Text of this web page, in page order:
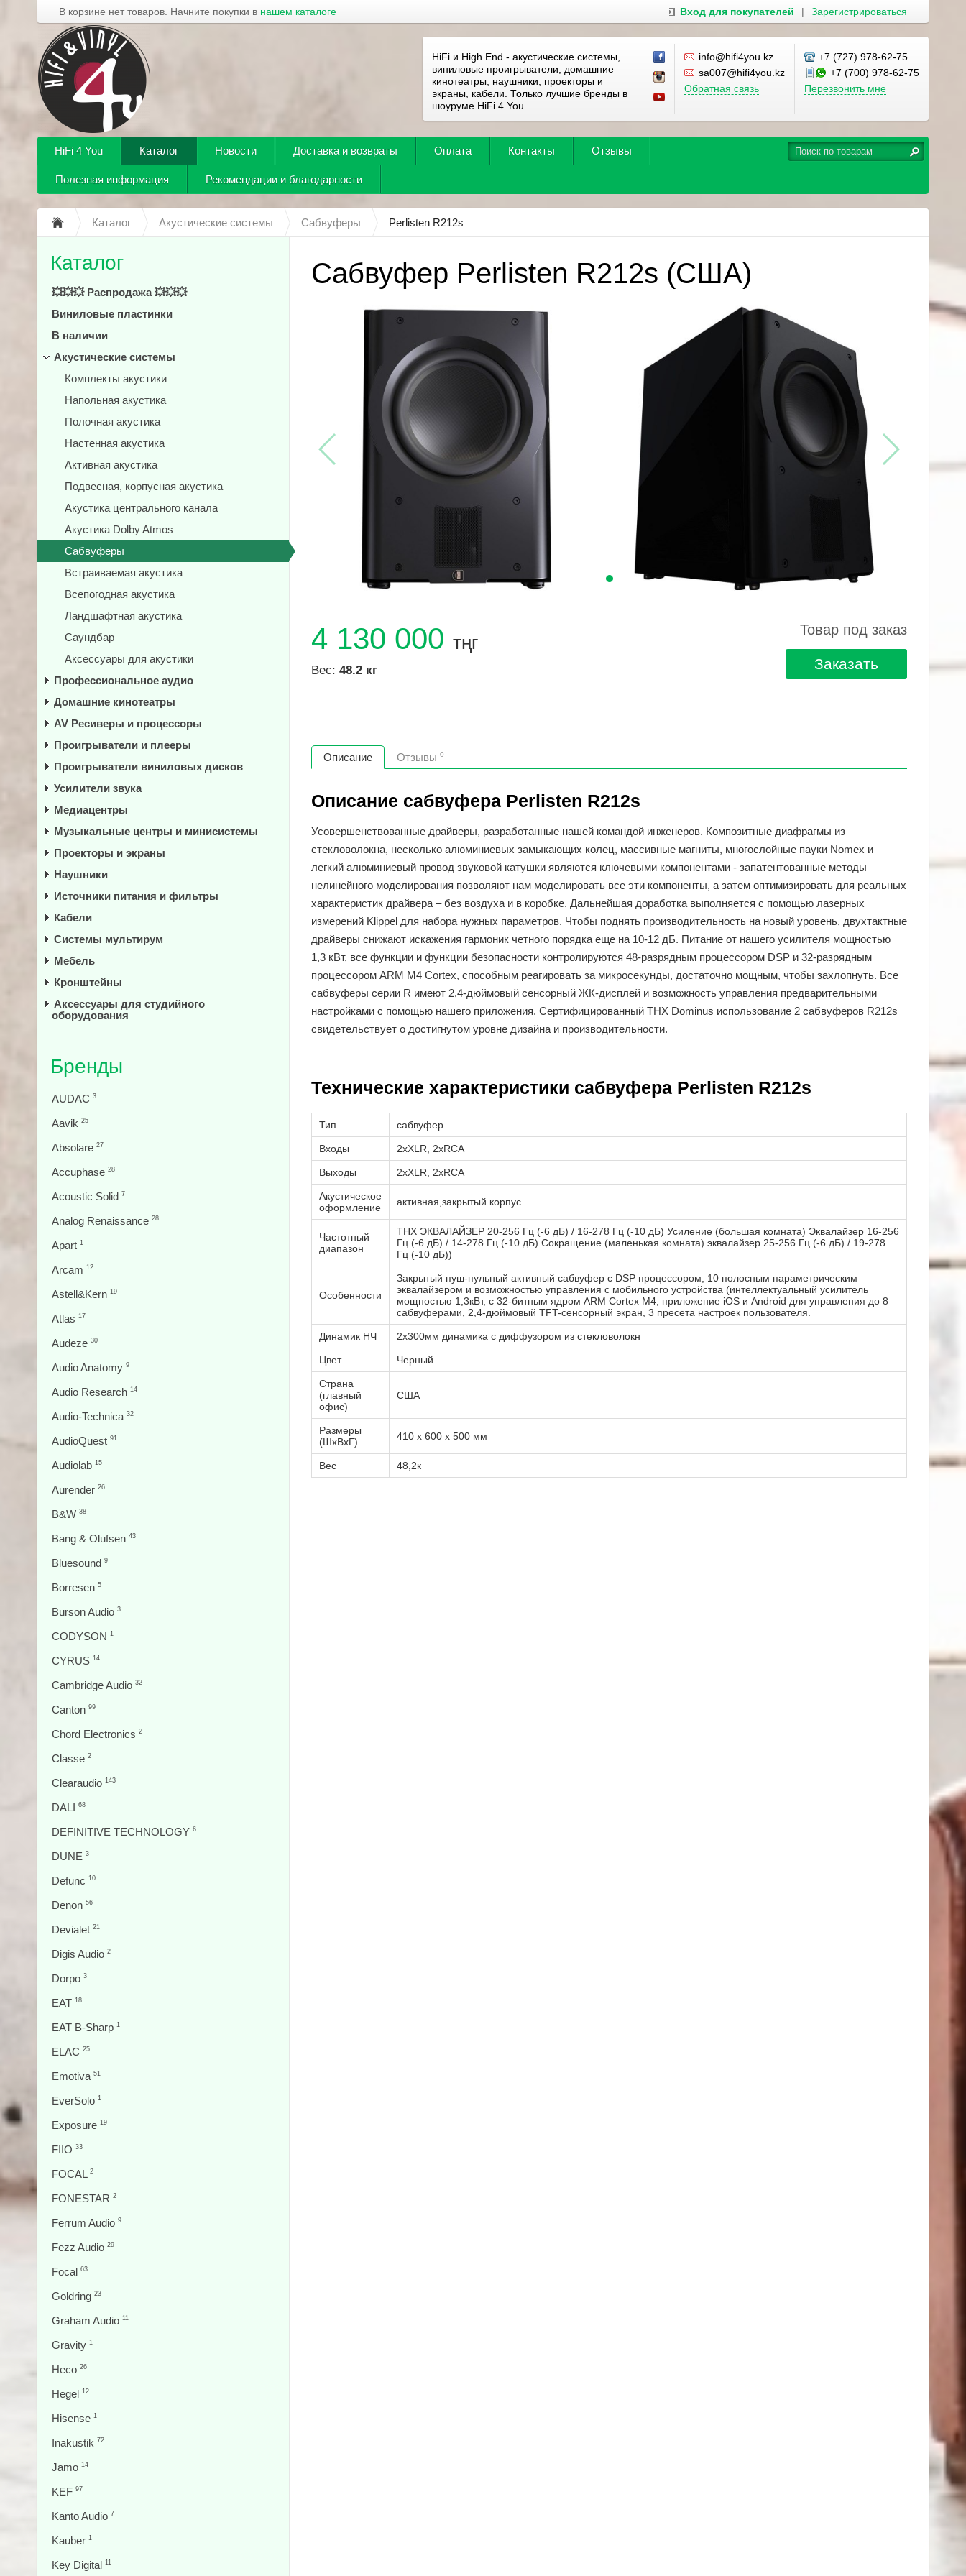
В корзине нет товаров. Начните покупки в нашем каталоге Вход для покупателей | Зарегистрироваться
HiFi и High End - акустические системы,
виниловые проигрыватели, домашние
кинотеатры, наушники, проекторы и
экраны, кабели. Только лучшие бренды в
шоуруме HiFi 4 You.
info@hifi4you.kz
sa007@hifi4you.kz
Обратная связь
+7 (727) 978-62-75
+7 (700) 978-62-75
Перезвонить мне
HiFi 4 You Каталог Новости Доставка и возвраты Оплата Контакты Отзывы
Полезная информация Рекомендации и благодарности
Каталог Акустические системы Сабвуферы Perlisten R212s
Сабвуфер Perlisten R212s (США)
4 130 000 тңг
Вес: 48.2 кг
Товар под заказ
Заказать
Описание Отзывы 0
Описание сабвуфера Perlisten R212s
Усовершенствованные драйверы, разработанные нашей командой инженеров. Композитные диафрагмы из
стекловолокна, несколько алюминиевых замыкающих колец, массивные магниты, многослойные пауки Nomex и
легкий алюминиевый провод звуковой катушки являются ключевыми компонентами - запатентованные методы
нелинейного моделирования позволяют нам моделировать все эти компоненты, а затем оптимизировать для реальных
характеристик драйвера – без воздуха и в коробке. Дальнейшая доработка выполняется с помощью лазерных
измерений Klippel для набора нужных параметров. Чтобы поднять производительность на новый уровень, двухтактные
драйверы снижают искажения гармоник четного порядка еще на 10-12 дБ. Питание от нашего усилителя мощностью
1,3 кВт, все функции и функции безопасности контролируются 48-разрядным процессором DSP и 32-разрядным
процессором ARM M4 Cortex, способным реагировать за микросекунды, достаточно мощным, чтобы захлопнуть. Все
сабвуферы серии R имеют 2,4-дюймовый сенсорный ЖК-дисплей и возможность управления предварительными
настройками с помощью нашего приложения. Сертифицированный THX Dominus использование 2 сабвуферов R212s
свидетельствует о достигнутом уровне дизайна и производительности.
Технические характеристики сабвуфера Perlisten R212s
Тип сабвуфер
Входы 2xXLR, 2xRCA
Выходы 2xXLR, 2xRCA
Акустическое
оформление
активная,закрытый корпус
Частотный
диапазон
THX ЭКВАЛАЙЗЕР 20-256 Гц (-6 дБ) / 16-278 Гц (-10 дБ) Усиление (большая комната) Эквалайзер 16-256
Гц (-6 дБ) / 14-278 Гц (-10 дБ) Сокращение (маленькая комната) эквалайзер 25-256 Гц (-6 дБ) / 19-278
Гц (-10 дБ))
Особенности
Закрытый пуш-пульный активный сабвуфер с DSP процессором, 10 полосным параметрическим
эквалайзером и возможностью управления с мобильного устройства (интеллектуальный усилитель
мощностью 1,3кВт, с 32-битным ядром ARM Cortex M4, приложение iOS и Android для управления до 8
сабвуферами, 2,4-дюймовый TFT-сенсорный экран, 3 пресета настроек пользователя.
Динамик НЧ 2х300мм динамика с диффузором из стекловолокн
Цвет Черный
Страна
(главный
офис)
США
Размеры
(ШхВхГ)
410 x 600 x 500 мм
Вес 48,2к
Каталог
💥💥💥 Распродажа 💥💥💥
Виниловые пластинки
В наличии
Акустические системы
Комплекты акустики
Напольная акустика
Полочная акустика
Настенная акустика
Активная акустика
Подвесная, корпусная акустика
Акустика центрального канала
Акустика Dolby Atmos
Сабвуферы
Встраиваемая акустика
Всепогодная акустика
Ландшафтная акустика
Саундбар
Аксессуары для акустики
Профессиональное аудио
Домашние кинотеатры
AV Ресиверы и процессоры
Проигрыватели и плееры
Проигрыватели виниловых дисков
Усилители звука
Медиацентры
Музыкальные центры и минисистемы
Проекторы и экраны
Наушники
Источники питания и фильтры
Кабели
Системы мультирум
Мебель
Кронштейны
Аксессуары для студийного
оборудования
Бренды
AUDAC 3
Aavik 25
Absolare 27
Accuphase 28
Acoustic Solid 7
Analog Renaissance 28
Apart 1
Arcam 12
Astell&Kern 19
Atlas 17
Audeze 30
Audio Anatomy 9
Audio Research 14
Audio-Technica 32
AudioQuest 91
Audiolab 15
Aurender 26
B&W 38
Bang & Olufsen 43
Bluesound 9
Borresen 5
Burson Audio 3
CODYSON 1
CYRUS 14
Cambridge Audio 32
Canton 99
Chord Electronics 2
Classe 2
Clearaudio 143
DALI 68
DEFINITIVE TECHNOLOGY 6
DUNE 3
Defunc 10
Denon 56
Devialet 21
Digis Audio 2
Dorpo 3
EAT 18
EAT B-Sharp 1
ELAC 25
Emotiva 51
EverSolo 1
Exposure 19
FIIO 33
FOCAL 2
FONESTAR 2
Ferrum Audio 9
Fezz Audio 29
Focal 63
Goldring 23
Graham Audio 11
Gravity 1
Heco 26
Hegel 12
Hisense 1
Inakustik 72
Jamo 14
KEF 97
Kanto Audio 7
Kauber 1
Key Digital 11